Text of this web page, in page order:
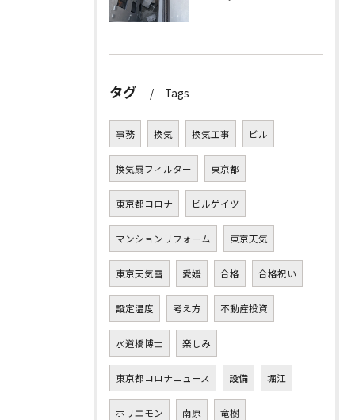
タグ Tags
事務 換気 換気工事 ビル
換気扇フィルター 東京都
東京都コロナ ビルゲイツ
マンションリフォーム 東京天気
東京天気雪 愛媛 合格 合格祝い
設定温度 考え方 不動産投資
水道橋博士 楽しみ
東京都コロナニュース 設備 堀江
ホリエモン 南原 竜樹